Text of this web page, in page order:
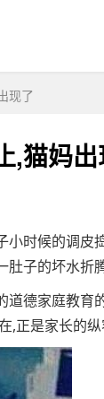
现了
,猫妈
时候的调皮
子的坏水折
德家庭教育
正是家长的纵